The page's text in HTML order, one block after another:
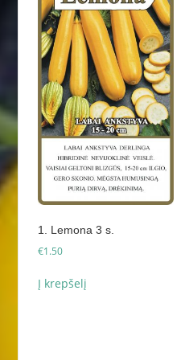
1. Lemona 3 s.
€1.50
Į krepšelį